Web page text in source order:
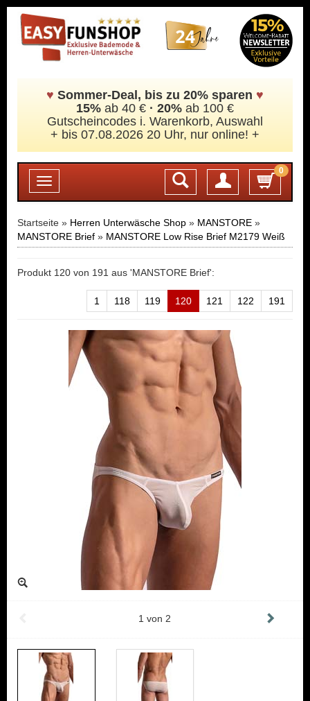
♥ Sommer-Deal, bis zu 20% sparen ♥
15% ab 40 € · 20% ab 100 €
Gutscheincodes i. Warenkorb, Auswahl
+ bis 07.08.2026 20 Uhr, nur online! +
Toggle
navigation
0
Login
Startseite » Herren Unterwäsche Shop » MANSTORE »
MANSTORE Brief » MANSTORE Low Rise Brief M2179 Weiß
Produkt 120 von 191 aus 'MANSTORE Brief':
1 118 119 120 121 122 191
1 von 2